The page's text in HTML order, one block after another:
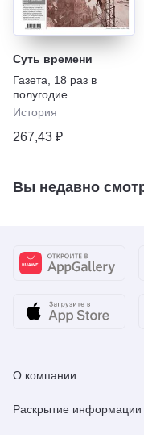
Суть времени
Газета
18 раз в
полугодие
История
267,43 ₽
Вы недавно
О компании
Раскрытие информации